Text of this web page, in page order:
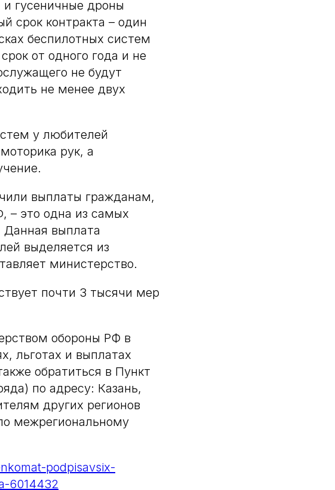
и гусеничные дроны
срок контракта – один
беспилотных систем
от одного года и не
не будут
не менее двух
у любителей
рук, а
выплаты гражданам,
– это одна из самых
выплата
выделяется из
министерство.
почти 3 тысячи мер
обороны РФ в
льготах и выплатах
обратиться в Пункт
по адресу: Казань,
других регионов
межрегиональному
podpisavsix-
6014432